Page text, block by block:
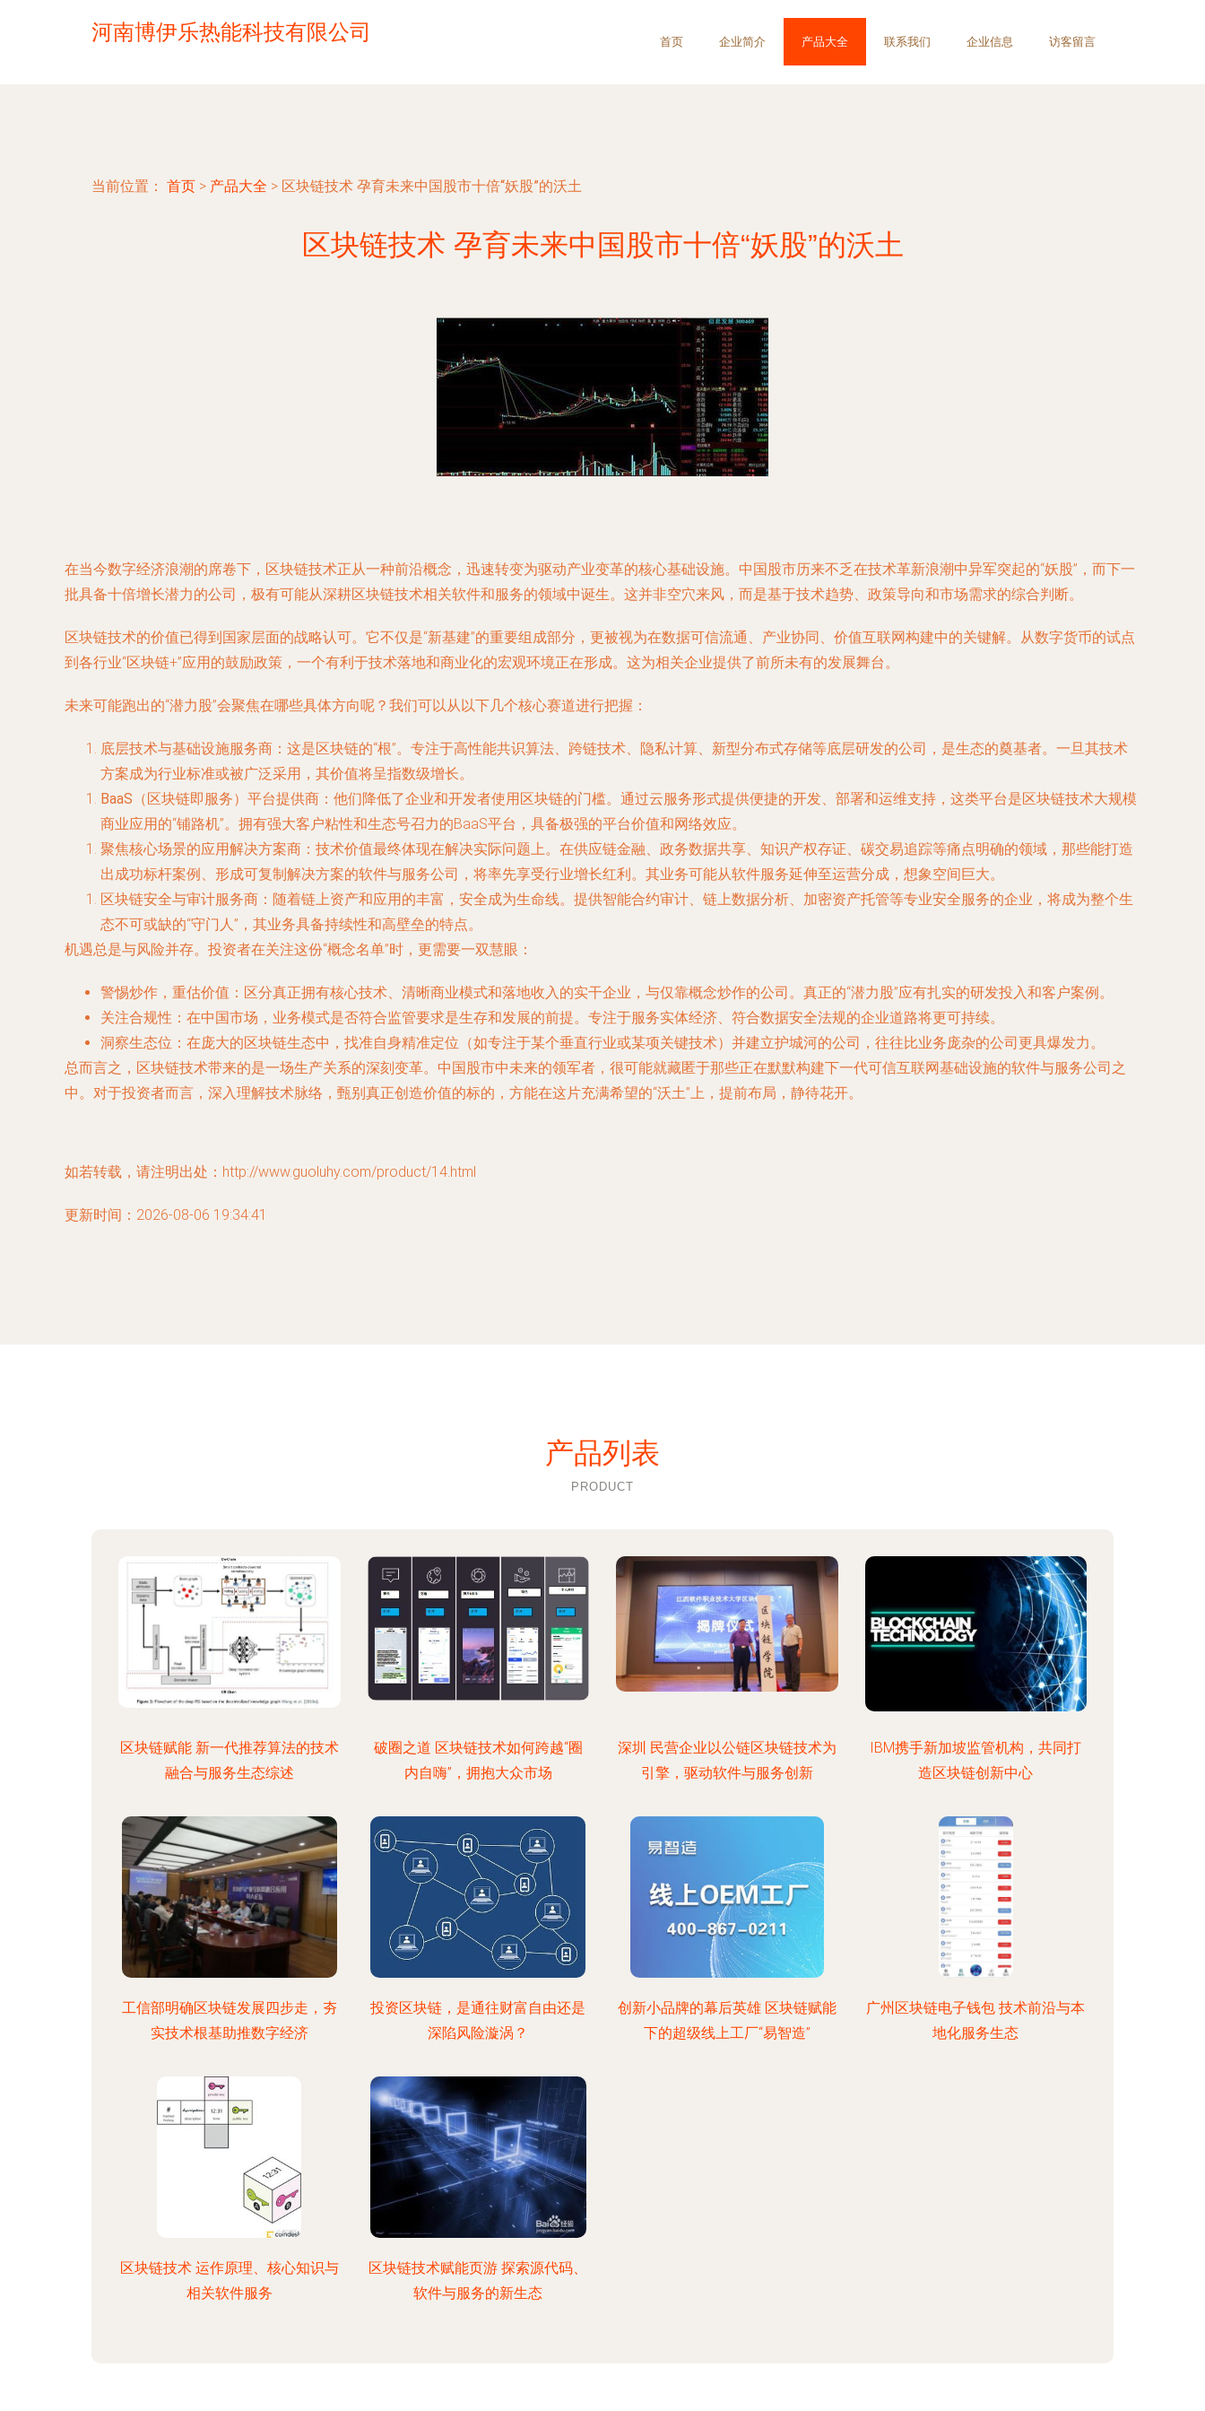
河南博伊乐热能科技有限公司 首页 企业简介 产品大全 联系我们 企业信息 访客留言
当前位置： 首页 > 产品大全 > 区块链技术 孕育未来中国股市十倍“妖股”的沃土
区块链技术 孕育未来中国股市十倍“妖股”的沃土
在当今数字经济浪潮的席卷下，区块链技术正从一种前沿概念，迅速转变为驱动产业变革的核心基础设施。中国股市历来不乏在技术革新浪潮中异军突起的“妖股”，而下一
批具备十倍增长潜力的公司，极有可能从深耕区块链技术相关软件和服务的领域中诞生。这并非空穴来风，而是基于技术趋势、政策导向和市场需求的综合判断。
区块链技术的价值已得到国家层面的战略认可。它不仅是“新基建”的重要组成部分，更被视为在数据可信流通、产业协同、价值互联网构建中的关键解。从数字货币的试点
到各行业“区块链+”应用的鼓励政策，一个有利于技术落地和商业化的宏观环境正在形成。这为相关企业提供了前所未有的发展舞台。
未来可能跑出的“潜力股”会聚焦在哪些具体方向呢？我们可以从以下几个核心赛道进行把握：
底层技术与基础设施服务商 ：这是区块链的“根”。专注于高性能共识算法、跨链技术、隐私计算、新型分布式存储等底层研发的公司，是生态的奠基者。一旦其技术
方案成为行业标准或被广泛采用，其价值将呈指数级增长。
BaaS（区块链即服务）平台提供商 ：他们降低了企业和开发者使用区块链的门槛。通过云服务形式提供便捷的开发、部署和运维支持，这类平台是区块链技术大规模
商业应用的“铺路机”。拥有强大客户粘性和生态号召力的BaaS平台，具备极强的平台价值和网络效应。
聚焦核心场景的应用解决方案商 ：技术价值最终体现在解决实际问题上。在供应链金融、政务数据共享、知识产权存证、碳交易追踪等痛点明确的领域，那些能打造
出成功标杆案例、形成可复制解决方案的软件与服务公司，将率先享受行业增长红利。其业务可能从软件服务延伸至运营分成，想象空间巨大。
区块链安全与审计服务商 ：随着链上资产和应用的丰富，安全成为生命线。提供智能合约审计、链上数据分析、加密资产托管等专业安全服务的企业，将成为整个生
态不可或缺的“守门人”，其业务具备持续性和高壁垒的特点。
机遇总是与风险并存。投资者在关注这份“概念名单”时，更需要一双慧眼：
警惕炒作，重估价值 ：区分真正拥有核心技术、清晰商业模式和落地收入的实干企业，与仅靠概念炒作的公司。真正的“潜力股”应有扎实的研发投入和客户案例。
关注合规性 ：在中国市场，业务模式是否符合监管要求是生存和发展的前提。专注于服务实体经济、符合数据安全法规的企业道路将更可持续。
洞察生态位 ：在庞大的区块链生态中，找准自身精准定位（如专注于某个垂直行业或某项关键技术）并建立护城河的公司，往往比业务庞杂的公司更具爆发力。
总而言之，区块链技术带来的是一场生产关系的深刻变革。中国股市中未来的领军者，很可能就藏匿于那些正在默默构建下一代可信互联网基础设施的软件与服务公司之
中。对于投资者而言，深入理解技术脉络，甄别真正创造价值的标的，方能在这片充满希望的“沃土”上，提前布局，静待花开。
如若转载，请注明出处：http://www.guoluhy.com/product/14.html
更新时间：2026-08-06 19:34:41
产品列表
PRODUCT
区块链赋能 新一代推荐算法的技术
融合与服务生态综述
破圈之道 区块链技术如何跨越“圈
内自嗨”，拥抱大众市场
深圳 民营企业以公链区块链技术为
引擎，驱动软件与服务创新
IBM携手新加坡监管机构，共同打
造区块链创新中心
工信部明确区块链发展四步走，夯
实技术根基助推数字经济
投资区块链，是通往财富自由还是
深陷风险漩涡？
创新小品牌的幕后英雄 区块链赋能
下的超级线上工厂“易智造”
广州区块链电子钱包 技术前沿与本
地化服务生态
区块链技术 运作原理、核心知识与
相关软件服务
区块链技术赋能页游 探索源代码、
软件与服务的新生态